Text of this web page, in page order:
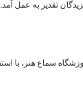
تقدیر به عمل آمد.
سماع هنر، با